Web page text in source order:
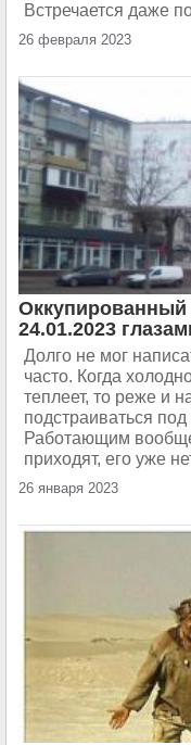
Встречается даже
26 февраля 2023
Оккупированный
24.01.2023
Долго не мог
часто. Когда
теплеет, то реже и
подстраиваться
Работающим
приходят, его уже
26 января 2023